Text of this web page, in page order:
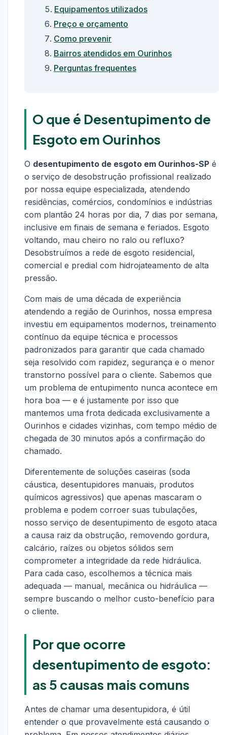
Equipamentos utilizados
Preço e orçamento
Como prevenir
Bairros atendidos em Ourinhos
Perguntas frequentes
O que é Desentupimento de
Esgoto em Ourinhos
O desentupimento de esgoto em Ourinhos-SP é
o serviço de desobstrução profissional realizado
por nossa equipe especializada, atendendo
residências, comércios, condomínios e indústrias
com plantão 24 horas por dia, 7 dias por semana,
inclusive em finais de semana e feriados. Esgoto
voltando, mau cheiro no ralo ou refluxo?
Desobstruímos a rede de esgoto residencial,
comercial e predial com hidrojateamento de alta
pressão.
Com mais de uma década de experiência
atendendo a região de Ourinhos, nossa empresa
investiu em equipamentos modernos, treinamento
contínuo da equipe técnica e processos
padronizados para garantir que cada chamado
seja resolvido com rapidez, segurança e o menor
transtorno possível para o cliente. Sabemos que
um problema de entupimento nunca acontece em
hora boa — e é justamente por isso que
mantemos uma frota dedicada exclusivamente a
Ourinhos e cidades vizinhas, com tempo médio de
chegada de 30 minutos após a confirmação do
chamado.
Diferentemente de soluções caseiras (soda
cáustica, desentupidores manuais, produtos
químicos agressivos) que apenas mascaram o
problema e podem corroer suas tubulações,
nosso serviço de desentupimento de esgoto ataca
a causa raiz da obstrução, removendo gordura,
calcário, raízes ou objetos sólidos sem
comprometer a integridade da rede hidráulica.
Para cada caso, escolhemos a técnica mais
adequada — manual, mecânica ou hidráulica —
sempre buscando o melhor custo-benefício para
o cliente.
Por que ocorre
desentupimento de esgoto:
as 5 causas mais comuns
Antes de chamar uma desentupidora, é útil
entender o que provavelmente está causando o